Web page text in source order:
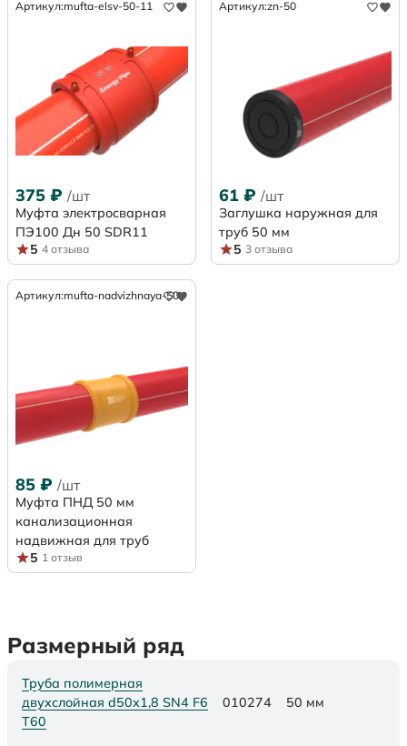
Артикул:mufta-elsv-50-11
375 ₽ /шт
Муфта электросварная
ПЭ100 Дн 50 SDR11
5 4 отзыва
Артикул:zn-50
61 ₽ /шт
Заглушка наружная для
труб 50 мм
5 3 отзыва
Артикул:mufta-nadvizhnaya-50
85 ₽ /шт
Муфта ПНД 50 мм
канализационная
надвижная для труб
5 1 отзыв
Размерный ряд
Труба полимерная
двухслойная d50х1,8 SN4 F6
Т60
010274 50 мм